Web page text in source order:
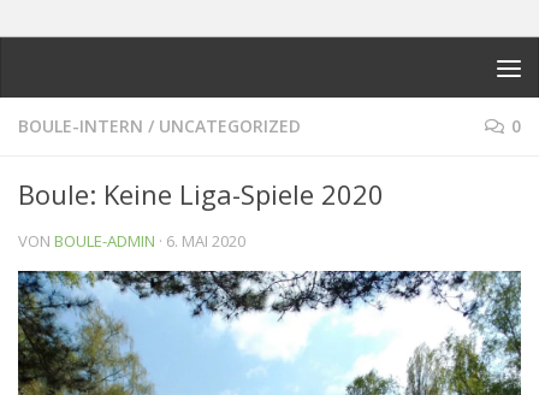
BOULE-INTERN / UNCATEGORIZED 0
Boule: Keine Liga-Spiele 2020
VON BOULE-ADMIN · 6. MAI 2020